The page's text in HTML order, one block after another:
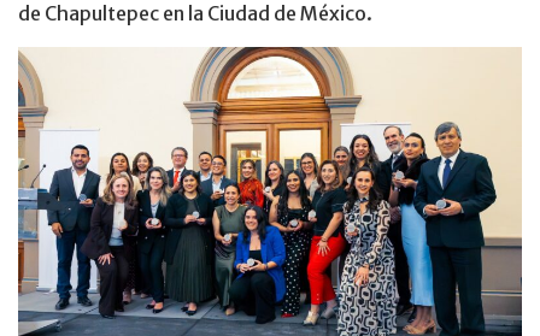
de Chapultepec en la Ciudad de México.